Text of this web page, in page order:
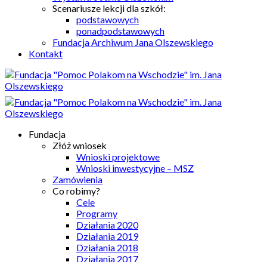
Scenariusze lekcji dla szkół:
podstawowych
ponadpodstawowych
Fundacja Archiwum Jana Olszewskiego
Kontakt
Fundacja
Złóż wniosek
Wnioski projektowe
Wnioski inwestycyjne – MSZ
Zamówienia
Co robimy?
Cele
Programy
Działania 2020
Działania 2019
Działania 2018
Działania 2017